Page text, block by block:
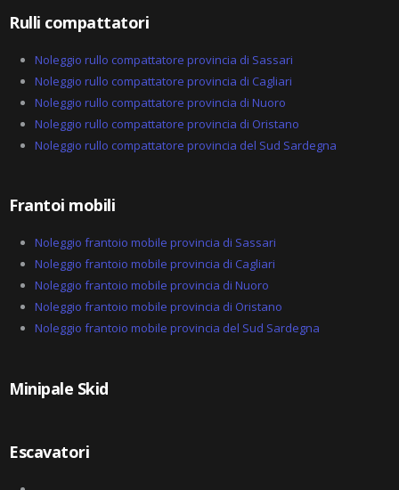
Rulli compattatori
Noleggio rullo compattatore provincia di Sassari
Noleggio rullo compattatore provincia di Cagliari
Noleggio rullo compattatore provincia di Nuoro
Noleggio rullo compattatore provincia di Oristano
Noleggio rullo compattatore provincia del Sud Sardegna
Frantoi mobili
Noleggio frantoio mobile provincia di Sassari
Noleggio frantoio mobile provincia di Cagliari
Noleggio frantoio mobile provincia di Nuoro
Noleggio frantoio mobile provincia di Oristano
Noleggio frantoio mobile provincia del Sud Sardegna
Minipale Skid
Escavatori